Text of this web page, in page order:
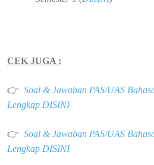
CEK JUGA :
👉 Soal & Jawaban PAS/UAS
Lengkap DISINI
👉 Soal & Jawaban PAS/UAS
Lengkap DISINI